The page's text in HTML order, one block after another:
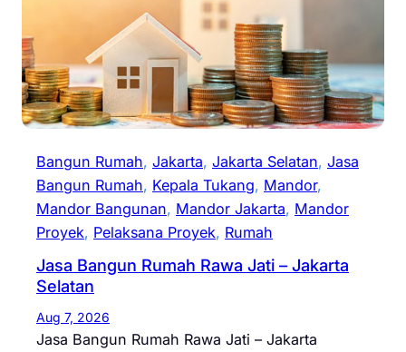
Bangun Rumah, Jakarta, Jakarta Selatan, Jasa
Bangun Rumah, Kepala Tukang, Mandor
Mandor Bangunan, Mandor Jakarta, Mandor
Proyek, Pelaksana Proyek, Rumah
Jasa Bangun Rumah Rawa Jati – Jakarta
Selatan
Aug 7, 2026
Jasa Bangun Rumah Rawa Jati – Jakarta